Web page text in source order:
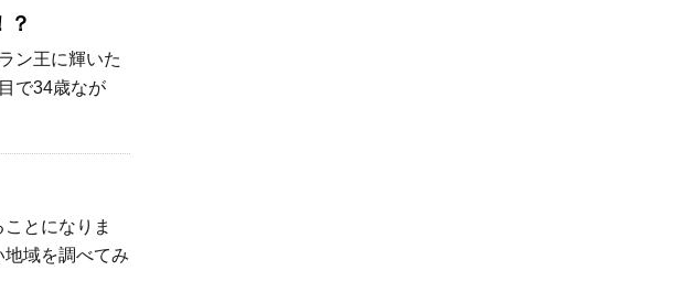
？
ン王に輝いた
で34歳なが
とになりま
域を調べてみ